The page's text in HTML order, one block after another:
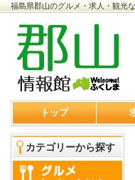
福島県郡山のグルメ・求人・観光
トップ
カテゴリーから探す